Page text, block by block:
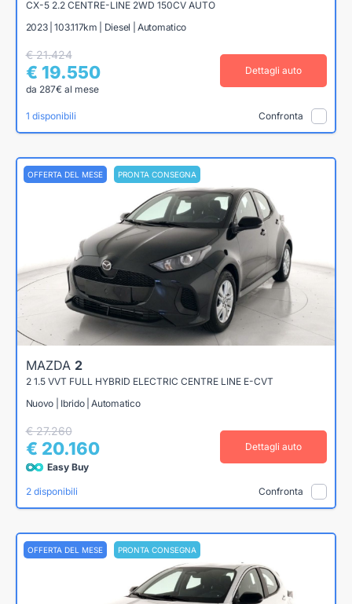
CX-5 2.2 CENTRE-LINE 2WD 150CV AUTO
2023 | 103.117km | Diesel | Automatico
€ 21.424
€ 19.550
da 287€ al mese
Dettagli auto
1 disponibili Confronta
OFFERTA DEL MESE PRONTA CONSEGNA
MAZDA 2
2 1.5 VVT FULL HYBRID ELECTRIC CENTRE LINE E-CVT
Nuovo | Ibrido | Automatico
€ 27.260
€ 20.160
Easy Buy
Dettagli auto
2 disponibili Confronta
OFFERTA DEL MESE PRONTA CONSEGNA